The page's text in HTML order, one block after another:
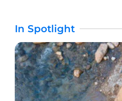
In Spotlight